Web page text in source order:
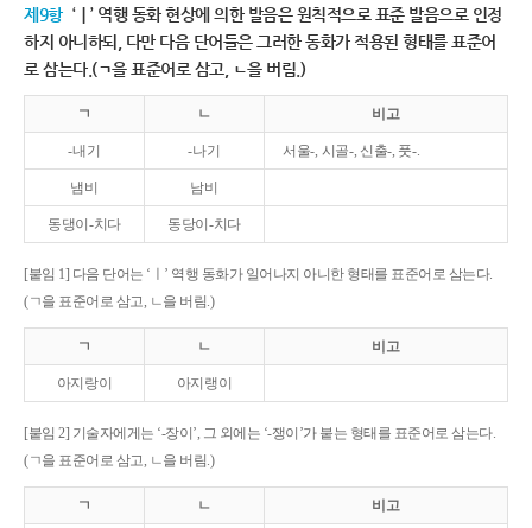
제9항 ‘ㅣ’ 역행 동화 현상에 의한 발음은 원칙적으로 표준 발음으로 인정
하지 아니하되, 다만 다음 단어들은 그러한 동화가 적용된 형태를 표준어
로 삼는다.(ㄱ을 표준어로 삼고, ㄴ을 버림.)
ㄱ ㄴ 비고
-내기 -나기 서울-, 시골-, 신출-, 풋-.
냄비 남비
동댕이-치다 동당이-치다
[붙임 1] 다음 단어는 ‘ㅣ’ 역행 동화가 일어나지 아니한 형태를 표준어로 삼는다.
(ㄱ을 표준어로 삼고, ㄴ을 버림.)
ㄱ ㄴ 비고
아지랑이 아지랭이
[붙임 2] 기술자에게는 ‘-장이’, 그 외에는 ‘-쟁이’가 붙는 형태를 표준어로 삼는다.
(ㄱ을 표준어로 삼고, ㄴ을 버림.)
ㄱ ㄴ 비고